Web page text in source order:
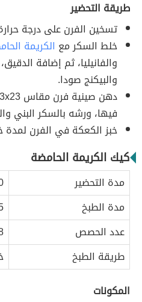
طريقة التحضير
تسخين الفرن على درجة حرارة 180
خلط السكر مع الكريمة
والفانيليا، ثم إضافة
والبيكنج صودا.
فيها، ورشه بالسكر البني
خبز الكعكة في الفرن لمدة
كيك الكريمة الحامضة
مدة التحضير
مدة الطبخ
عدد الحصص
8
طريقة الطبخ
المكونات